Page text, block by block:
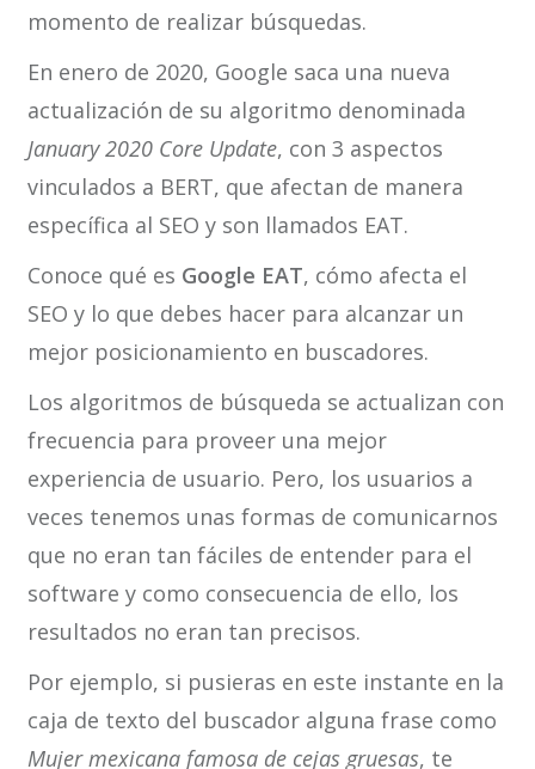
momento de realizar búsquedas.
En enero de 2020, Google saca una nueva
actualización de su algoritmo denominada
January 2020 Core Update, con 3 aspectos
vinculados a BERT, que afectan de manera
específica al SEO y son llamados EAT.
Conoce qué es Google EAT, cómo afecta el
SEO y lo que debes hacer para alcanzar un
mejor posicionamiento en buscadores.
Los algoritmos de búsqueda se actualizan con
frecuencia para proveer una mejor
experiencia de usuario. Pero, los usuarios a
veces tenemos unas formas de comunicarnos
que no eran tan fáciles de entender para el
software y como consecuencia de ello, los
resultados no eran tan precisos.
Por ejemplo, si pusieras en este instante en la
caja de texto del buscador alguna frase como
Mujer mexicana famosa de cejas gruesas, te